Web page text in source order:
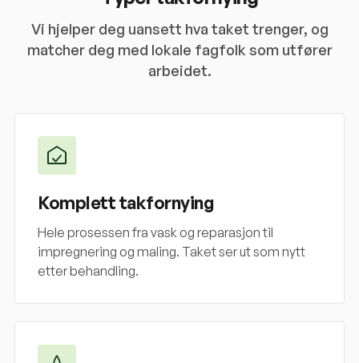
Vi hjelper deg uansett hva taket trenger, og
matcher deg med lokale fagfolk som utfører
arbeidet.
Komplett takfornying
Hele prosessen fra vask og reparasjon til
impregnering og maling. Taket ser ut som nytt
etter behandling.